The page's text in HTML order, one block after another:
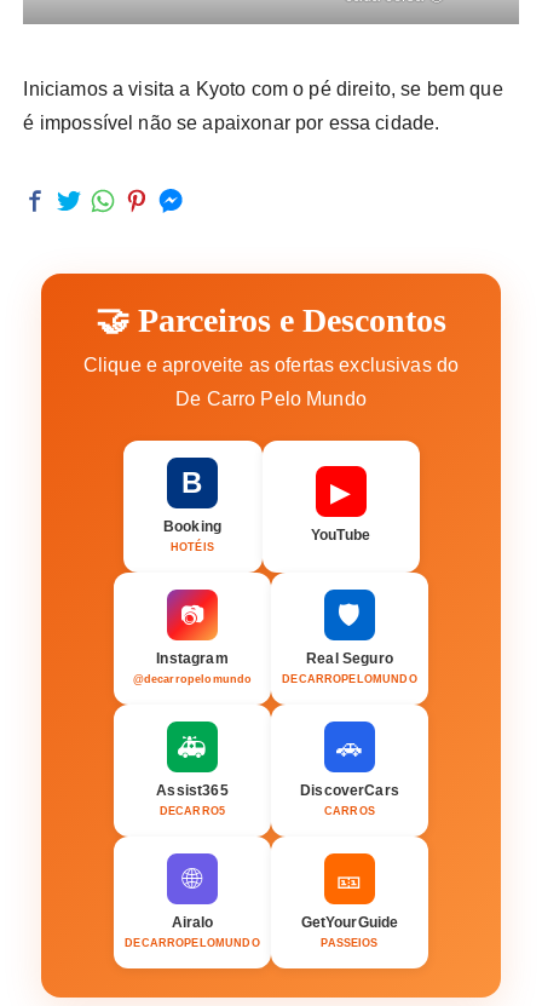
Iniciamos a visita a Kyoto com o pé direito, se bem que
é impossível não se apaixonar por essa cidade.
🤝 Parceiros e Descontos
Clique e aproveite as ofertas exclusivas do
De Carro Pelo Mundo
B
Booking
HOTÉIS
▶
YouTube
📷
Instagram
@decarropelomundo
🛡️
Real Seguro
DECARROPELOMUNDO
🚑
Assist365
DECARRO5
🚗
DiscoverCars
CARROS
🌐
Airalo
DECARROPELOMUNDO
🎫
GetYourGuide
PASSEIOS